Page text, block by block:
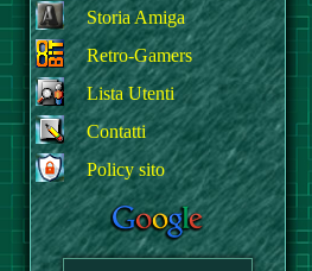
Storia Amiga
Retro-Gamers
Lista Utenti
Contatti
Policy sito